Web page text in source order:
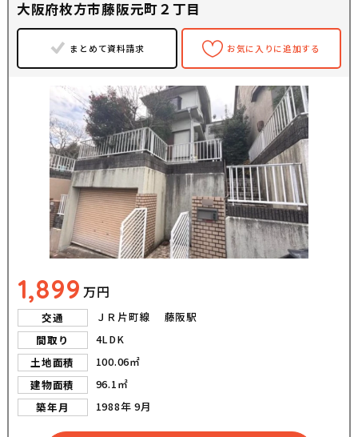
大阪府枚方市藤阪元町２丁目
まとめて資料請求 お気に入りに追加する
1,899 万円
交通
ＪＲ片町線 藤阪駅
間取り
4LDK
土地面積
100.06㎡
建物面積
96.1㎡
築年月
1988年 9月